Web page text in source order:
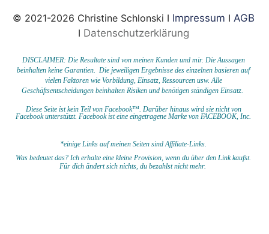
© 2021-2026 Christine Schlonski I Impressum I AGB
I Datenschutzerklärung
DISCLAIMER: Die Resultate sind von meinen Kunden und mir. Die Aussagen
beinhalten keine Garantien. Die jeweiligen Ergebnisse des einzelnen basieren auf
vielen Faktoren wie Vorbildung, Einsatz, Ressourcen usw.Alle
Geschäftsentscheidungen beinhalten Risiken und benötigen ständigen Einsatz.
Diese Seite ist kein Teil von Facebook™. Darüber hinaus wird sie nicht von
Facebook unterstützt. Facebook ist eine eingetragene Marke von FACEBOOK, Inc.
*einige Links auf meinen Seiten sind Affiliate-Links.
Was bedeutet das? Ich erhalte eine kleine Provision, wenn du über den Link kaufst.
Für dich ändert sich nichts, du bezahlst nicht mehr.